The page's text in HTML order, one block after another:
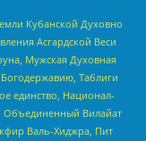
Кубанской Духовно
Асгардской Веси
Мужская Духовная
Таблиги
единство, Национал-
Объединенный Вилайат
Валь-Хиджра, Пит